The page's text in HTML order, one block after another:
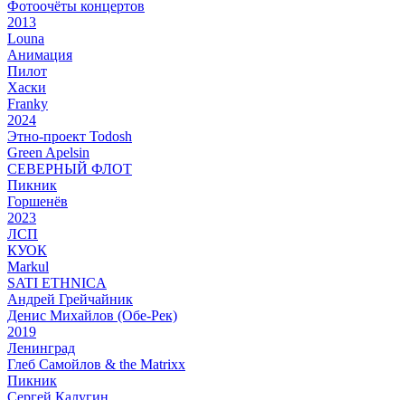
Фотоочёты концертов
2013
Louna
Анимация
Пилот
Хаски
Franky
2024
Этно-проект Todosh
Green Apelsin
СЕВЕРНЫЙ ФЛОТ
Пикник
Горшенёв
2023
ЛСП
КУОК
Markul
SATI ETHNICA
Андрей Грейчайник
Денис Михайлов (Обе-Рек)
2019
Ленинград
Глеб Самойлов & the Matrixx
Пикник
Сергей Калугин